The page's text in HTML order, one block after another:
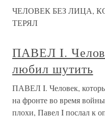
ЧЕЛОВЕК БЕЗ ЛИЦА,
ТЕРЯЛ
ПАВЕЛ I.
любил шутить
ПАВЕЛ I. Человек,
на фронте во время
плохи, Павел I послал к